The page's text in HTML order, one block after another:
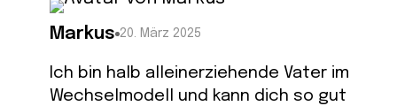
Markus 20. März 2025
Ich bin halb alleinerziehende Vater im
Wechselmodell und kann dich so gut